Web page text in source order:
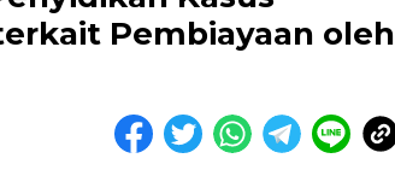
Pembiayaan oleh